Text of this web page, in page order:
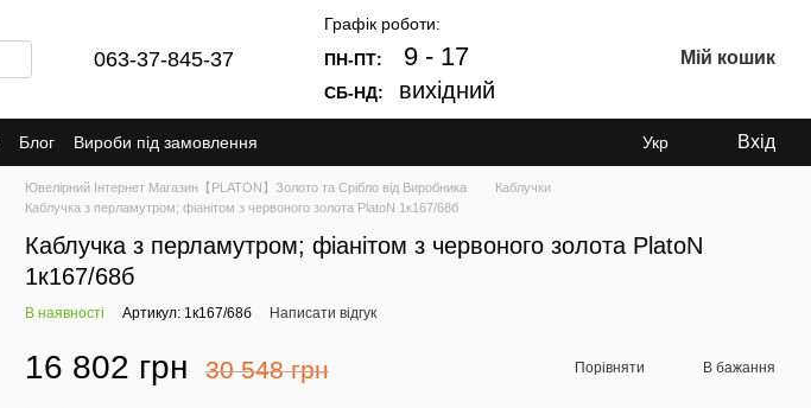
063-37-845-37
Графік роботи:
ПН-ПТ:
9 - 17
СБ-НД: вихідний
Мій кошик
Блог Вироби під замовлення Укр Вхід
Ювелірний Інтернет Магазин【PLATON】Золото та Срібло від Виробника
Каблучки
Каблучка з перламутром; фіанітом з червоного золота PlatoN 1к167/68б
Каблучка з перламутром; фіанітом з червоного золота PlatoN
1к167/68б
В наявності Артикул: 1к167/68б Написати відгук
16 802 грн 30 548 грн Порівняти В бажання